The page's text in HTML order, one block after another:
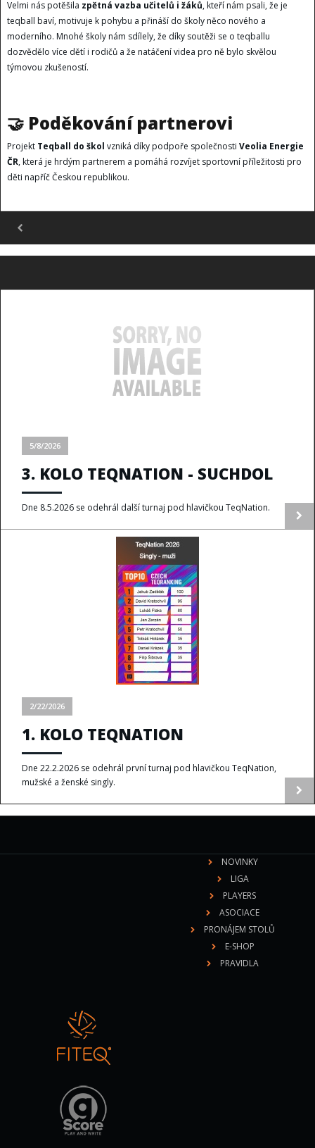
Velmi nás potěšila zpětná vazba učitelů i žáků, kteří nám psali, že je
teqball baví, motivuje k pohybu a přináší do školy něco nového a
moderního. Mnohé školy nám sdílely, že díky soutěži se o teqballu
dozvědělo více dětí i rodičů a že natáčení videa pro ně bylo skvělou
týmovou zkušeností.
🤝 Poděkování partnerovi
Projekt Teqball do škol vzniká díky podpoře společnosti Veolia Energie
ČR, která je hrdým partnerem a pomáhá rozvíjet sportovní příležitosti pro
děti napříč Českou republikou.
5/8/2026
3. KOLO TEQNATION - SUCHDOL
Dne 8.5.2026 se odehrál další turnaj pod hlavičkou TeqNation.
2/22/2026
1. KOLO TEQNATION
Dne 22.2.2026 se odehrál první turnaj pod hlavičkou TeqNation,
mužské a ženské singly.
NOVINKY
LIGA
PLAYERS
ASOCIACE
PRONÁJEM STOLŮ
E-SHOP
PRAVIDLA